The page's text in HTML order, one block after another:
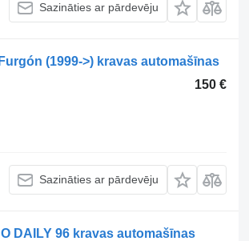
Sazināties ar pārdevēju
(1999->) kravas automašīnas
150 €
Sazināties ar pārdevēju
DAILY 96 kravas automašīnas